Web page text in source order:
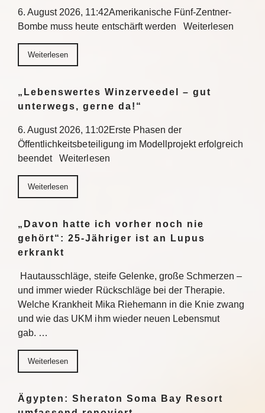
6. August 2026, 11:42Amerikanische Fünf-Zentner-
Bombe muss heute entschärft werden Weiterlesen
Weiterlesen
„Lebenswertes Winzerveedel – gut
unterwegs, gerne da!“
6. August 2026, 11:02Erste Phasen der
Öffentlichkeitsbeteiligung im Modellprojekt erfolgreich
beendet Weiterlesen
Weiterlesen
„Davon hatte ich vorher noch nie
gehört“: 25-Jähriger ist an Lupus
erkrankt
Hautausschläge, steife Gelenke, große Schmerzen –
und immer wieder Rückschläge bei der Therapie.
Welche Krankheit Mika Riehemann in die Knie zwang
und wie das UKM ihm wieder neuen Lebensmut
gab. …
Weiterlesen
Ägypten: Sheraton Soma Bay Resort